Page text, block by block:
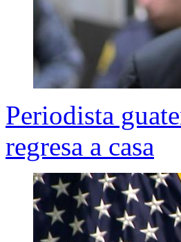
Periodista
regresa a casa